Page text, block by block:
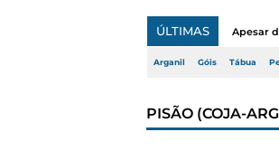
ÚLTIMAS Apesar
Arganil Góis Tábua
PISÃO (COJA-